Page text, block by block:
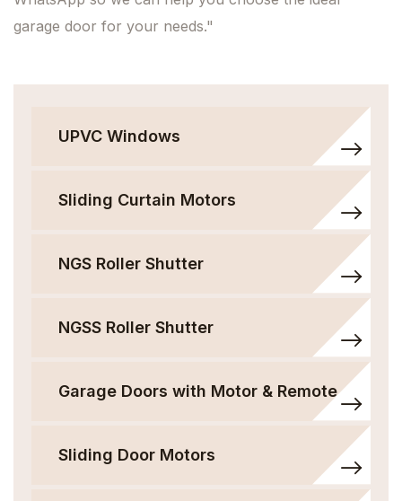
garage door for your needs."
UPVC Windows
Sliding Curtain Motors
NGS Roller Shutter
NGSS Roller Shutter
Garage Doors with Motor & Remote
Sliding Door Motors